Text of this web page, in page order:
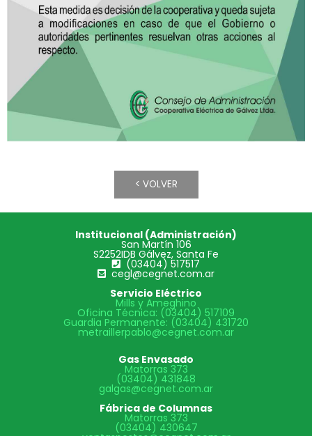
Institucional (Administración)
San Martín 106
S2252IDB Gálvez, Santa Fe
(03404) 517517
cegl@cegnet.com.ar
Servicio Eléctrico
Mills y Ameghino
Oficina Técnica: (03404) 517109
Guardia Permanente: (03404) 431720
metraillerpablo@cegnet.com.ar
Gas Envasado
Matorras 373
(03404) 431848
galgas@cegnet.com.ar
Fábrica de Columnas
Matorras 373
(03404) 430647